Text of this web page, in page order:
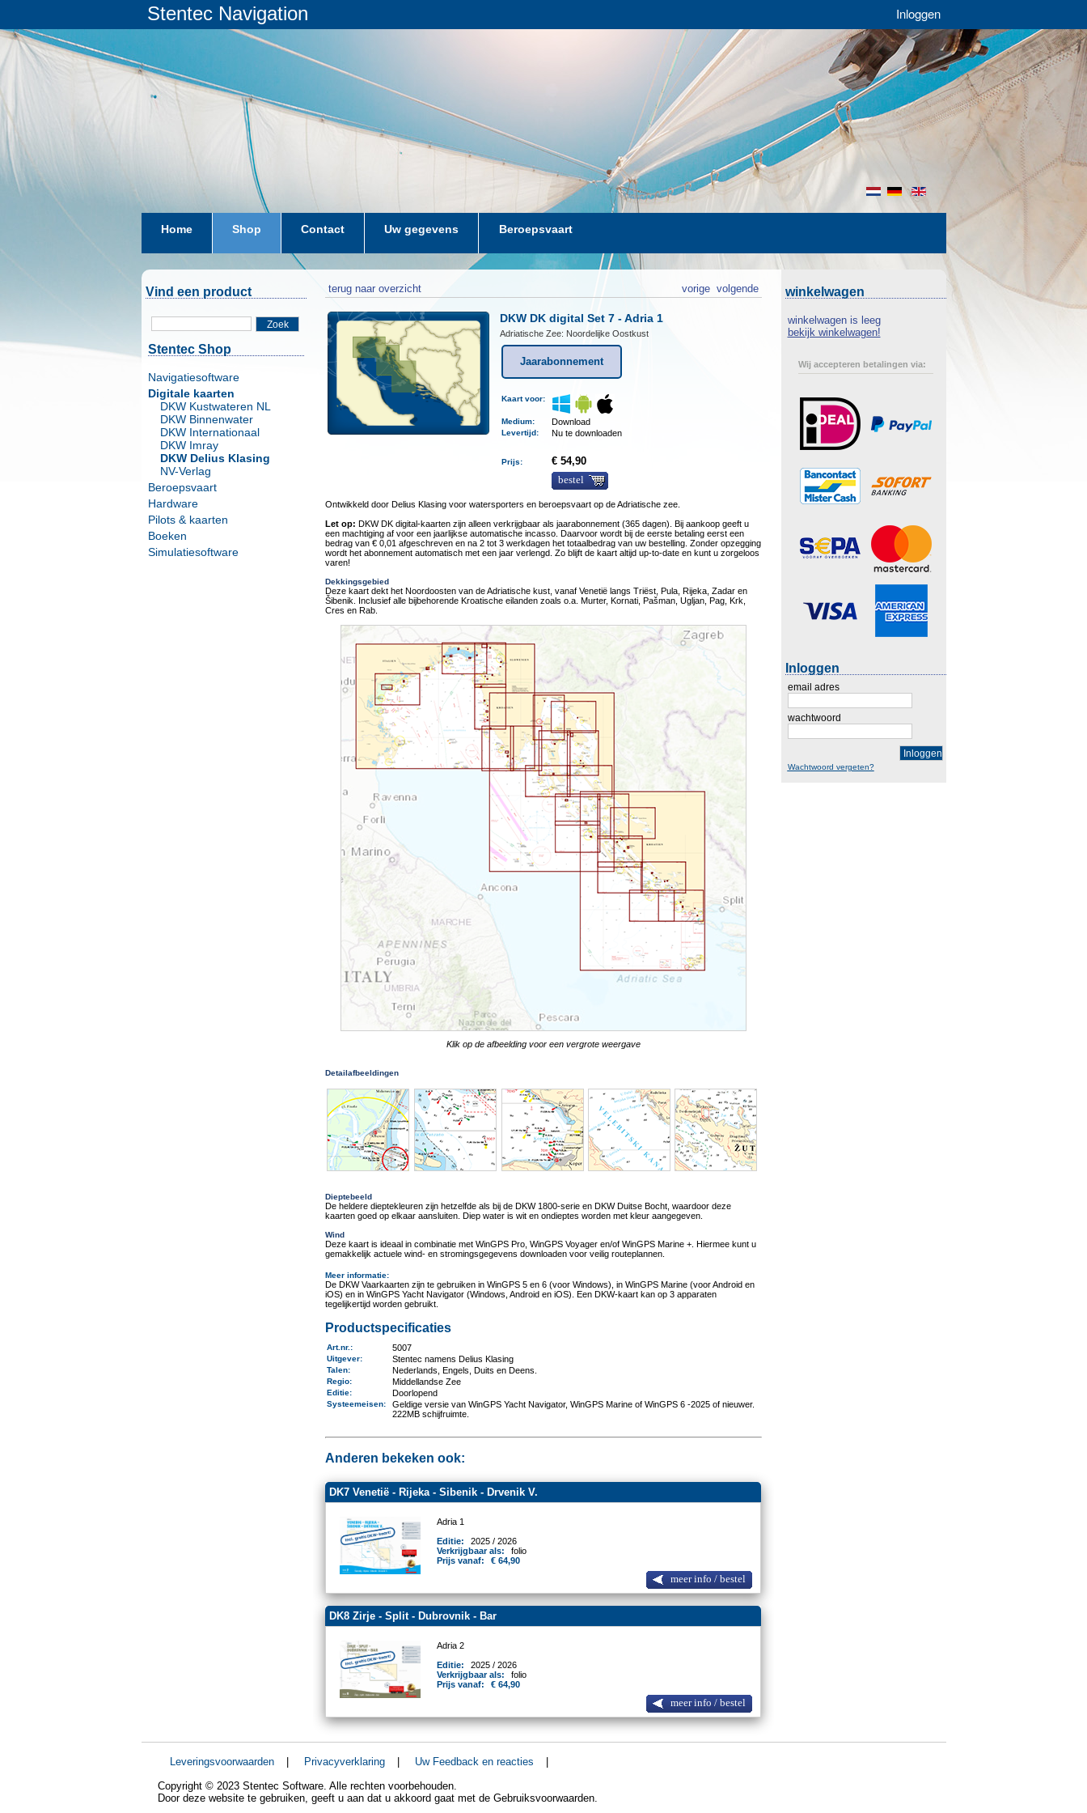
Stentec Navigation Inloggen
en
de
nl
Home Shop Contact Uw gegevens Beroepsvaart
Vind een product
Zoek
Stentec Shop
Navigatiesoftware
Digitale kaarten
DKW Kustwateren NL
DKW Binnenwater
DKW Internationaal
DKW Imray
DKW Delius Klasing
NV-Verlag
Beroepsvaart
Hardware
Pilots & kaarten
Boeken
Simulatiesoftware
terug naar overzicht volgende
vorige
DKW DK digital Set 7 - Adria 1
Adriatische Zee: Noordelijke Oostkust
Jaarabonnement
Kaart voor:
Medium: Download
Levertijd: Nu te downloaden
Prijs:
€ 54,90
bestel
Ontwikkeld door Delius Klasing voor watersporters en beroepsvaart op de Adriatische zee.
Let op: DKW DK digital-kaarten zijn alleen verkrijgbaar als jaarabonnement (365 dagen). Bij aankoop geeft u
een machtiging af voor een jaarlijkse automatische incasso. Daarvoor wordt bij de eerste betaling eerst een
bedrag van € 0,01 afgeschreven en na 2 tot 3 werkdagen het totaalbedrag van uw bestelling. Zonder opzegging
wordt het abonnement automatisch met een jaar verlengd. Zo blijft de kaart altijd up-to-date en kunt u zorgeloos
varen!
Dekkingsgebied
Deze kaart dekt het Noordoosten van de Adriatische kust, vanaf Venetië langs Triëst, Pula, Rijeka, Zadar en
Šibenik. Inclusief alle bijbehorende Kroatische eilanden zoals o.a. Murter, Kornati, Pašman, Ugljan, Pag, Krk,
Cres en Rab.
Klik op de afbeelding voor een vergrote weergave
Detailafbeeldingen
Dieptebeeld
De heldere dieptekleuren zijn hetzelfde als bij de DKW 1800-serie en DKW Duitse Bocht, waardoor deze
kaarten goed op elkaar aansluiten. Diep water is wit en ondieptes worden met kleur aangegeven.
Wind
Deze kaart is ideaal in combinatie met WinGPS Pro, WinGPS Voyager en/of WinGPS Marine +. Hiermee kunt u
gemakkelijk actuele wind- en stromingsgegevens downloaden voor veilig routeplannen.
Meer informatie:
De DKW Vaarkaarten zijn te gebruiken in WinGPS 5 en 6 (voor Windows), in WinGPS Marine (voor Android en
iOS) en in WinGPS Yacht Navigator (Windows, Android en iOS). Een DKW-kaart kan op 3 apparaten
tegelijkertijd worden gebruikt.
Productspecificaties
Art.nr. : 5007
Uitgever: Stentec namens Delius Klasing
Talen: Nederlands, Engels, Duits en Deens.
Regio: Middellandse Zee
Editie: Doorlopend
Systeemeisen:
Geldige versie van WinGPS Yacht Navigator, WinGPS Marine of WinGPS 6 -2025 of nieuwer.
222MB schijfruimte.
Anderen bekeken ook:
DK7 Venetië - Rijeka - Sibenik - Drvenik V.
Adria 1
Editie:
2025 / 2026
Verkrijgbaar als:
folio
Prijs vanaf:
€ 64,90
meer info / bestel
DK8 Zirje - Split - Dubrovnik - Bar
Adria 2
Editie:
2025 / 2026
Verkrijgbaar als:
folio
Prijs vanaf:
€ 64,90
meer info / bestel
winkelwagen
winkelwagen is leeg
bekijk winkelwagen!
Wij accepteren betalingen via:
Inloggen
email adres
wachtwoord
Inloggen
Wachtwoord vergeten?
Leveringsvoorwaarden | Privacyverklaring | Uw Feedback en reacties
|
Copyright © 2023 Stentec Software. Alle rechten voorbehouden.
Door deze website te gebruiken, geeft u aan dat u akkoord gaat met de Gebruiksvoorwaarden.